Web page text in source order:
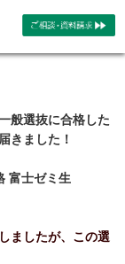
般選抜に合格した
きました！
富士ゼミ生
ましたが、この選